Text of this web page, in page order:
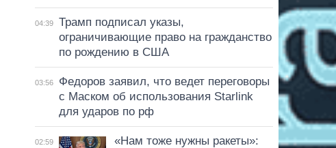
04:39
Трамп подписал указы,
ограничивающие право на гражданство
по рождению в США
03:56
Федоров заявил, что ведет переговоры
с Маском об использования Starlink
для ударов по рф
02:59
«Нам тоже нужны ракеты»: